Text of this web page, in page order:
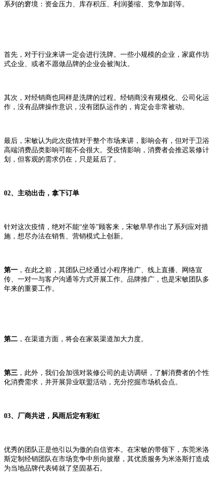
系列的窘境：资金压力、库存积压、利润萎缩、竞争加剧等。
首先，对于行业来讲一定会进行洗牌。一些小规模的企业，家庭作坊
式企业、或者不愿做品牌的企业会被淘汰。
其次，对经销商也同样是洗牌的过程。经销商没有规模化、公司化运
作，没有品牌操作意识，没有团队运作的，肯定会非常被动。
最后，宋敏认为此次疫情对于整个市场来讲，影响会有，但对于卫浴
高端消费品类影响可能不会很大。受疫情影响，消费者会推迟装修计
划，但客观的需求仍在，只是延后了。
02、主动出击，拿下订单
针对这次疫情，绝对不能“坐等”顾客来，宋敏早早作出了系列应对措
施，想尽办法在销售、营销模式上创新。
第一 ，在此之前，其团队已经通过小程序推广、线上直播、网络宣
传、一对一与客户沟通等方式开展工作。品牌推广，也是宋敏团队多
年来的重要工作。
第二 ，在渠道方面，将会在家装渠道加大力度。
第三 ，此外，我们会加强对装修公司的走访调研，了解消费者的个性
化消费需求，并开展异业联盟活动，充分挖掘市场机会点。
03、厂商共进，风雨后定有彩虹
优秀的团队正是他引以为傲的自信资本。在宋敏的带领下，东莞米洛
斯定制经销团队在市场竞争中所向披靡，其优质服务为米洛斯打造成
为当地品牌代表铸就了坚固基石。